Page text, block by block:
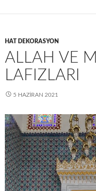
HAT DEKORASYON
ALLAH VE
LAFIZLARI
5 HAZIRAN 2021